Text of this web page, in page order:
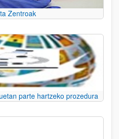
Zentroak
parte hartzeko prozedura